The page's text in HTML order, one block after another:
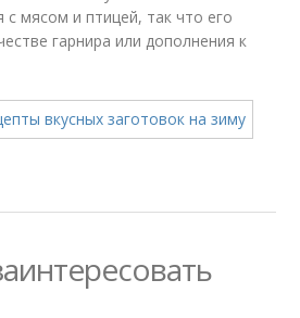
с мясом и птицей, так что его
гарнира или дополнения к